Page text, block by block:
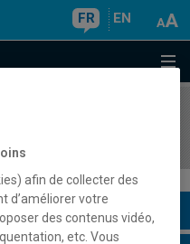
FR EN
afin de collecter des
d’améliorer votre
des contenus vidéo,
etc. Vous